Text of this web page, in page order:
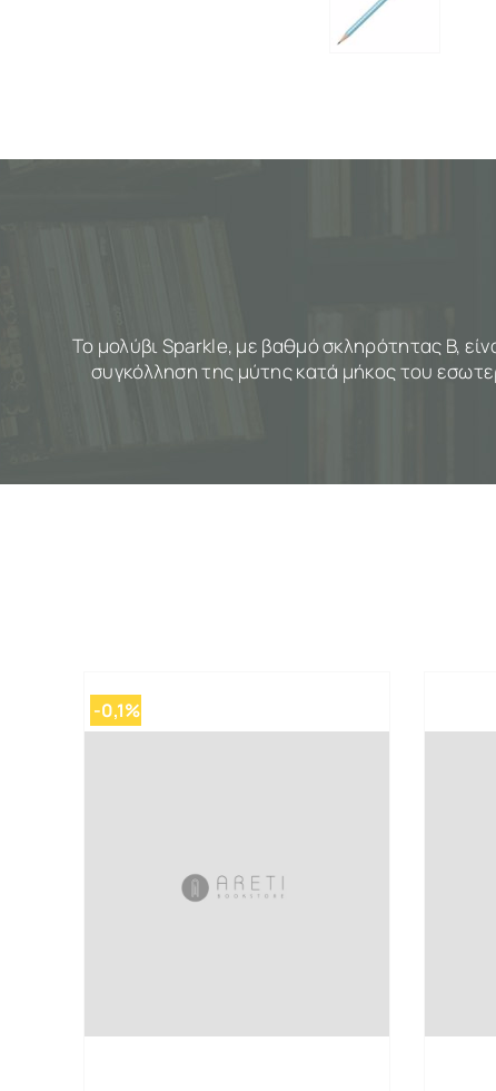
Το μολύβι Sparkle, με βαθμό σκληρότητας Β,
συγκόλληση της μύτης κατά μήκος του
-0,1%